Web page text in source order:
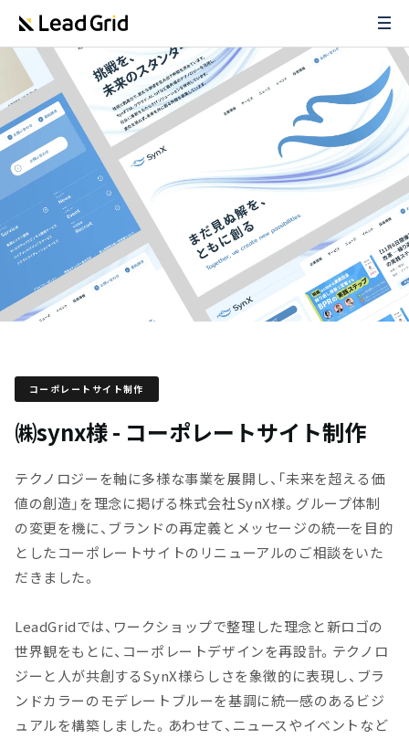
コーポレートサイト制作
㈱synx様 - コーポレートサイト制作
テクノロジーを軸に多様な事業を展開し、「未来を超える価
値の創造」を理念に掲げる株式会社SynX様。グループ体制
の変更を機に、ブランドの再定義とメッセージの統一を目的
としたコーポレートサイトのリニューアルのご相談をいた
だきました。
LeadGridでは、ワークショップで整理した理念と新ロゴの
世界観をもとに、コーポレートデザインを再設計。テクノロ
ジーと人が共創するSynX様らしさを象徴的に表現し、ブラ
ンドカラーのモデレートブルーを基調に統一感のあるビジ
ュアルを構築しました。あわせて、ニュースやイベントなど